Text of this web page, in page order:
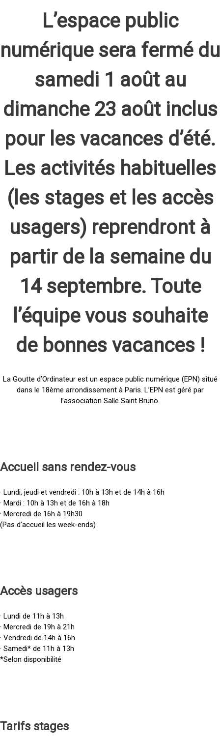
L’espace public
numérique sera fermé du
samedi 1 août au
dimanche 23 août inclus
pour les vacances d’été.
Les activités habituelles
(les stages et les accès
usagers) reprendront à
partir de la semaine du
14 septembre. Toute
l’équipe vous souhaite
de bonnes vacances !
La Goutte d’Ordinateur est un espace public numérique (EPN) situé
dans le 18ème arrondissement à Paris. L’EPN est géré par
l’association Salle Saint Bruno.
Accueil sans rendez-vous
· Lundi, jeudi et vendredi : 10h à 13h et de 14h à 16h
· Mardi : 10h à 13h et de 16h à 18h
· Mercredi de 16h à 19h30
(Pas d’accueil les week-ends)
Accès usagers
· Lundi de 11h à 13h
· Mercredi de 19h à 21h
· Vendredi de 14h à 16h
· Samedi* de 11h à 13h
*Selon disponibilité
Tarifs stages